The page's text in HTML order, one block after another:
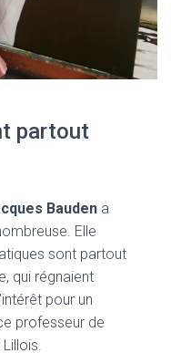
partout
Bauden a
Elle
sont partout
qui régnaient
pour un
professeur de